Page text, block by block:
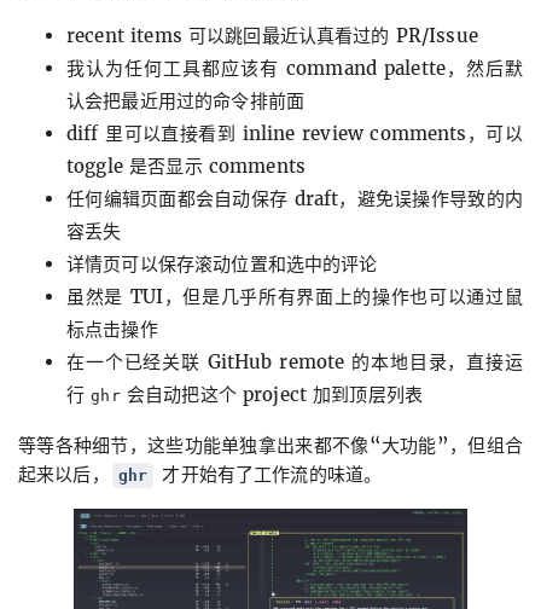
recent items 可以跳回最近认真看过的 PR/Issue
我认为任何工具都应该有 command palette，然后默
认会把最近用过的命令排前面
diff 里可以直接看到 inline review comments，可以
toggle 是否显示 comments
任何编辑页面都会自动保存 draft，避免误操作导致的内
容丢失
详情页可以保存滚动位置和选中的评论
虽然是 TUI，但是几乎所有界面上的操作也可以通过鼠
标点击操作
在一个已经关联 GitHub remote 的本地目录，直接运
行ghr会自动把这个 project 加到顶层列表
等等各种细节，这些功能单独拿出来都不像“大功能”，但组合
起来以后，
ghr 才开始有了工作流的味道。